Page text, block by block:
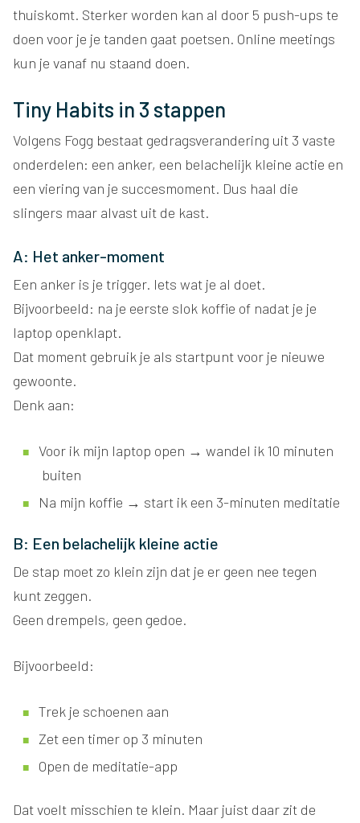
thuiskomt. Sterker worden kan al door 5 push-ups te
doen voor je je tanden gaat poetsen. Online meetings
kun je vanaf nu staand doen.
Tiny Habits in 3 stappen
Volgens Fogg bestaat gedragsverandering uit 3 vaste
onderdelen: een anker, een belachelijk kleine actie en
een viering van je succesmoment. Dus haal die
slingers maar alvast uit de kast.
A: Het anker-moment
Een anker is je trigger. Iets wat je al doet.
Bijvoorbeeld: na je eerste slok koffie of nadat je je
laptop openklapt.
Dat moment gebruik je als startpunt voor je nieuwe
gewoonte.
Denk aan:
Voor ik mijn laptop open → wandel ik 10 minuten
buiten
Na mijn koffie → start ik een 3-minuten meditatie
B: Een belachelijk kleine actie
De stap moet zo klein zijn dat je er geen nee tegen
kunt zeggen.
Geen drempels, geen gedoe.
Bijvoorbeeld:
Trek je schoenen aan
Zet een timer op 3 minuten
Open de meditatie-app
Dat voelt misschien te klein. Maar juist daar zit de